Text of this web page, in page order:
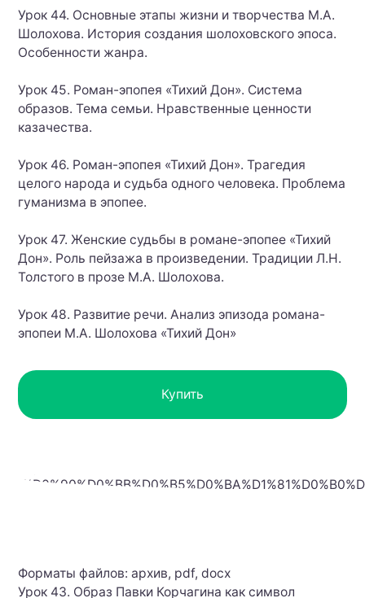
Урок 44. Основные этапы жизни и творчества М.А.
Шолохова. История создания шолоховского эпоса.
Особенности жанра.
Урок 45. Роман-эпопея «Тихий Дон». Система
образов. Тема семьи. Нравственные ценности
казачества.
Урок 46. Роман-эпопея «Тихий Дон». Трагедия
целого народа и судьба одного человека. Проблема
гуманизма в эпопее.
Урок 47. Женские судьбы в романе-эпопее «Тихий
Дон». Роль пейзажа в произведении. Традиции Л.Н.
Толстого в прозе М.А. Шолохова.
Урок 48. Развитие речи. Анализ эпизода романа-
эпопеи М.А. Шолохова «Тихий Дон»
Купить
Форматы файлов: архив, pdf, docx
Урок 43. Образ Павки Корчагина как символ